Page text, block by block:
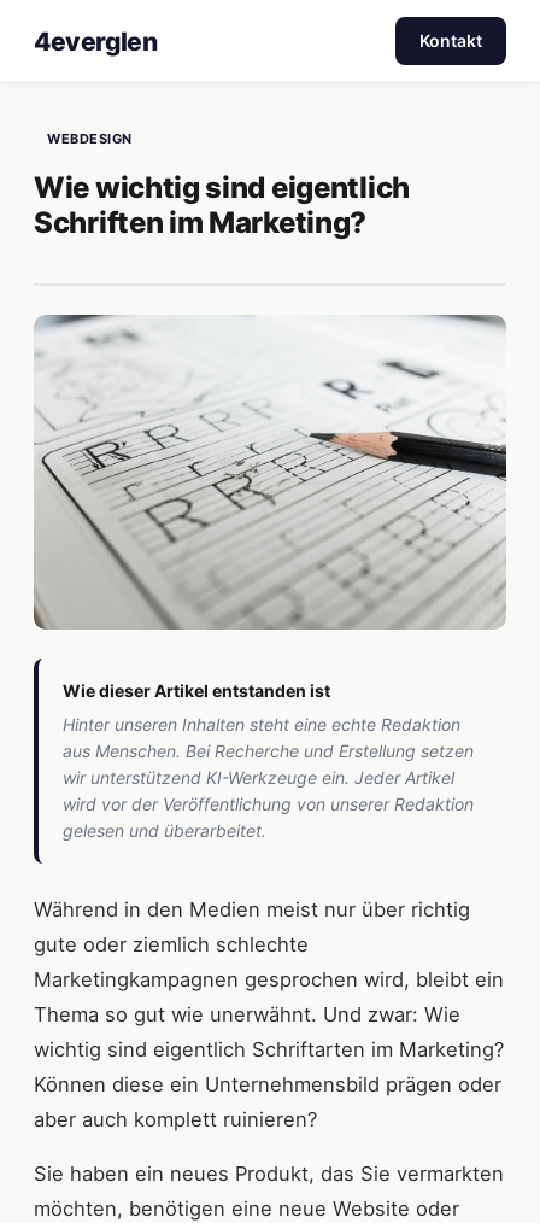
4everglen Kontakt
WEBDESIGN
Wie wichtig sind eigentlich
Schriften im Marketing?
Wie dieser Artikel entstanden ist
Hinter unseren Inhalten steht eine echte Redaktion
aus Menschen. Bei Recherche und Erstellung setzen
wir unterstützend KI-Werkzeuge ein. Jeder Artikel
wird vor der Veröffentlichung von unserer Redaktion
gelesen und überarbeitet.
Während in den Medien meist nur über richtig
gute oder ziemlich schlechte
Marketingkampagnen gesprochen wird, bleibt ein
Thema so gut wie unerwähnt. Und zwar: Wie
wichtig sind eigentlich Schriftarten im Marketing?
Können diese ein Unternehmensbild prägen oder
aber auch komplett ruinieren?
Sie haben ein neues Produkt, das Sie vermarkten
möchten, benötigen eine neue Website oder